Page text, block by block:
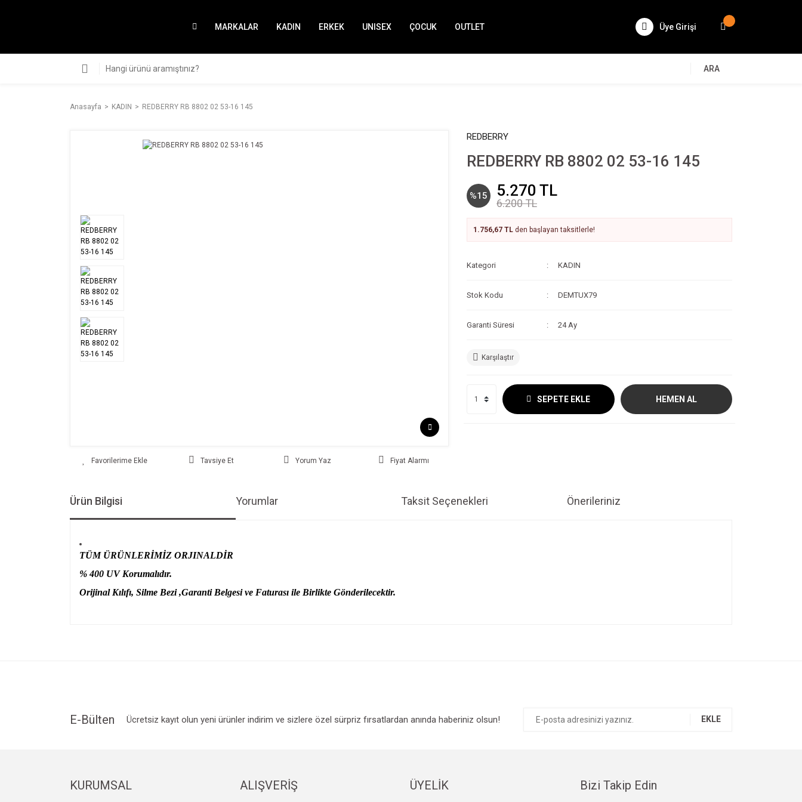
MARKALAR KADIN ERKEK UNISEX ÇOCUK OUTLET Üye Girişi
ARA
Anasayfa KADIN REDBERRY RB 8802 02 53-16 145
Tavsiye Et Yorum Yaz Fiyat Alarmı
REDBERRY
REDBERRY RB 8802 02 53-16 145
%15 5.270 TL
6.200 TL
1.756,67 TL den başlayan taksitlerle!
Kategori KADIN
Stok Kodu DEMTUX79
Garanti Süresi 24 Ay
Karşılaştır
SEPETE EKLE HEMEN AL
Ürün Bilgisi Yorumlar Taksit Seçenekleri Önerileriniz
TÜM ÜRÜNLERİMİZ ORJINALDİR
% 400 UV Korumalıdır.
Orijinal Kılıfı, Silme Bezi ,Garanti Belgesi ve Faturası ile Birlikte Gönderilecektir.
Bu ürüne benzer farklı alternatifler olmalı.
E-Bülten Ücretsiz kayıt olun yeni ürünler indirim ve sizlere özel sürpriz fırsatlardan anında haberiniz olsun! EKLE
KURUMSAL ALIŞVERİŞ ÜYELİK Bizi Takip Edin